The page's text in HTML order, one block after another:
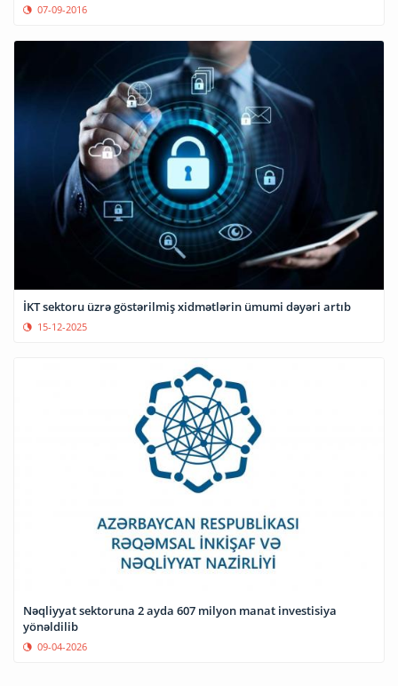
07-09-2016
İKT sektoru üzrə göstərilmiş xidmətlərin ümumi dəyəri artıb
15-12-2025
Nəqliyyat sektoruna 2 ayda 607 milyon manat investisiya
yönəldilib
09-04-2026